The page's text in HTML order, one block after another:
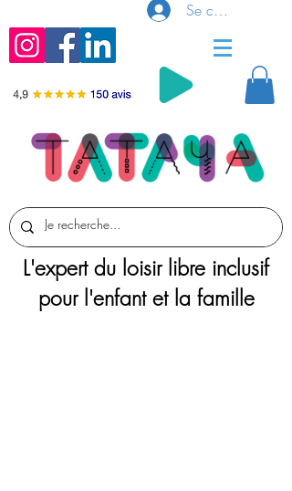
Se connecter
L'expert du loisir libre inclusif
pour l'enfant et la famille